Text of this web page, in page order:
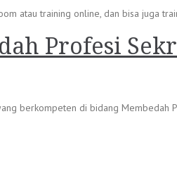
atau training online, dan bisa juga
Profesi
berkompeten di bidang Membedah